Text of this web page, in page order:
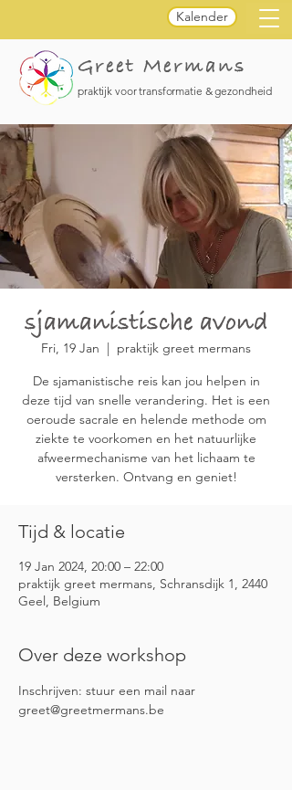
Greet Mermans
praktijk voor transformatie & gezondheid
Kalender
sjamanistische avond
Fri, 19 Jan
  |
praktijk greet mermans
De sjamanistische reis kan jou helpen in
deze tijd van snelle verandering. Het is een
oeroude sacrale en helende methode om
ziekte te voorkomen en het natuurlijke
afweermechanisme van het lichaam te
versterken. Ontvang en geniet!
Tijd & locatie
19 Jan 2024, 20:00 – 22:00
praktijk greet mermans, Schransdijk 1, 2440
Geel, Belgium
Over deze workshop
Inschrijven: stuur een mail naar
greet@greetmermans.be